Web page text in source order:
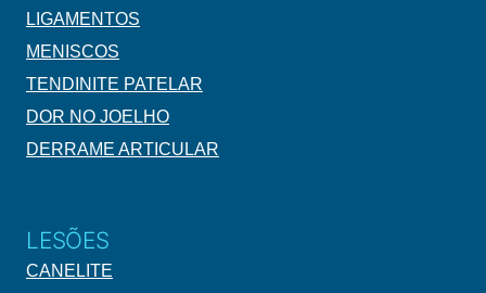
LIGAMENTOS
MENISCOS
TENDINITE PATELAR
DOR NO JOELHO
DERRAME ARTICULAR
LESÕES
CANELITE